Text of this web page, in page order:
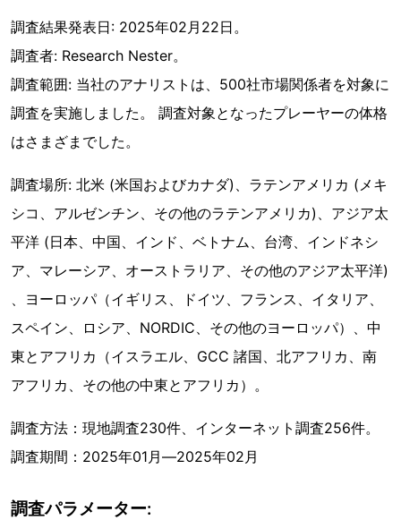
調査結果発表日: 2025年02月22日。
調査者: Research Nester。
調査範囲: 当社のアナリストは、500社市場関係者を対象に
調査を実施しました。 調査対象となったプレーヤーの体格
はさまざまでした。
調査場所: 北米 (米国およびカナダ)、ラテンアメリカ (メキ
シコ、アルゼンチン、その他のラテンアメリカ)、アジア太
平洋 (日本、中国、インド、ベトナム、台湾、インドネシ
ア、マレーシア、オーストラリア、その他のアジア太平洋)
、ヨーロッパ（イギリス、ドイツ、フランス、イタリア、
スペイン、ロシア、NORDIC、その他のヨーロッパ）、中
東とアフリカ（イスラエル、GCC 諸国、北アフリカ、南
アフリカ、その他の中東とアフリカ）。
調査方法：現地調査230件、インターネット調査256件。
調査期間：2025年01月―2025年02月
調査パラメーター: